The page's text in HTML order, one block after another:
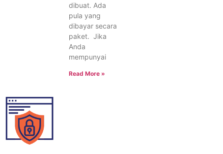
dibuat. Ada
pula yang
dibayar secara
paket. Jika
Anda
mempunyai
Read More »